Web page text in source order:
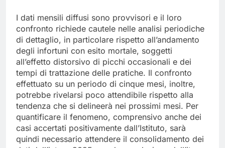
I dati mensili diffusi sono provvisori e il loro
confronto richiede cautele nelle analisi periodiche
di dettaglio, in particolare rispetto all’andamento
degli infortuni con esito mortale, soggetti
all’effetto distorsivo di picchi occasionali e dei
tempi di trattazione delle pratiche. Il confronto
effettuato su un periodo di cinque mesi, inoltre,
potrebbe rivelarsi poco attendibile rispetto alla
tendenza che si delineerà nei prossimi mesi. Per
quantificare il fenomeno, comprensivo anche dei
casi accertati positivamente dall’Istituto, sarà
quindi necessario attendere il consolidamento dei